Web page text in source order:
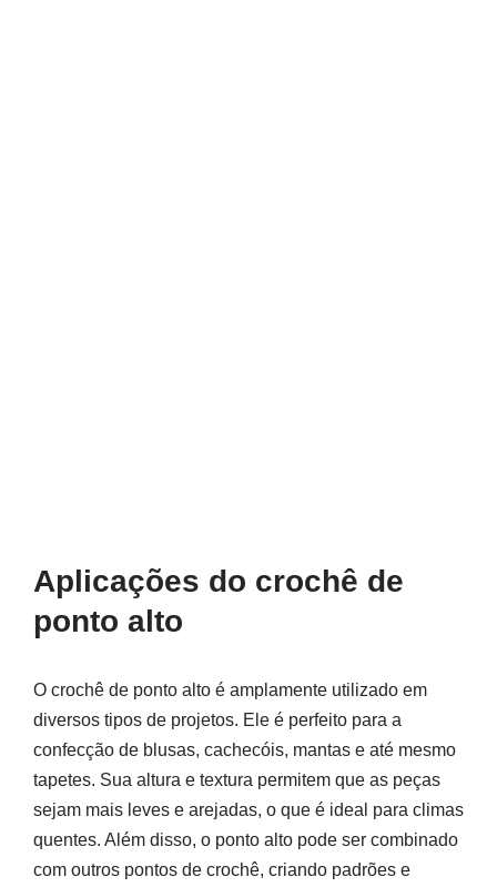
Aplicações do crochê de
ponto alto
O crochê de ponto alto é amplamente utilizado em
diversos tipos de projetos. Ele é perfeito para a
confecção de blusas, cachecóis, mantas e até mesmo
tapetes. Sua altura e textura permitem que as peças
sejam mais leves e arejadas, o que é ideal para climas
quentes. Além disso, o ponto alto pode ser combinado
com outros pontos de crochê, criando padrões e